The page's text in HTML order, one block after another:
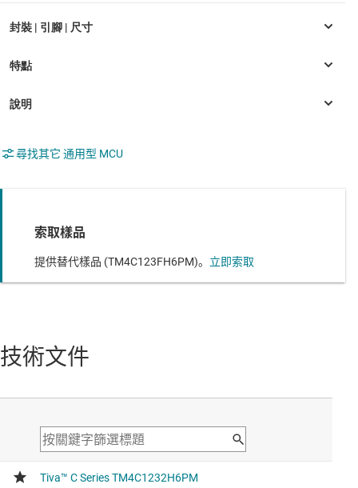
尋找其它 通用型 MCU
索取樣品
提供替代樣品 (TM4C123FH6PM)。 立即索取
技術文件